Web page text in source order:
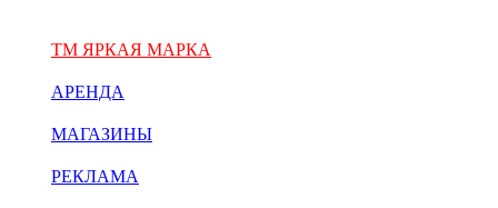
ТМ ЯРКАЯ МАРКА
АРЕНДА
МАГАЗИНЫ
РЕКЛАМА